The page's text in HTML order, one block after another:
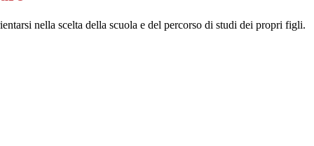
nella scelta della scuola e del percorso di studi dei propri figli.